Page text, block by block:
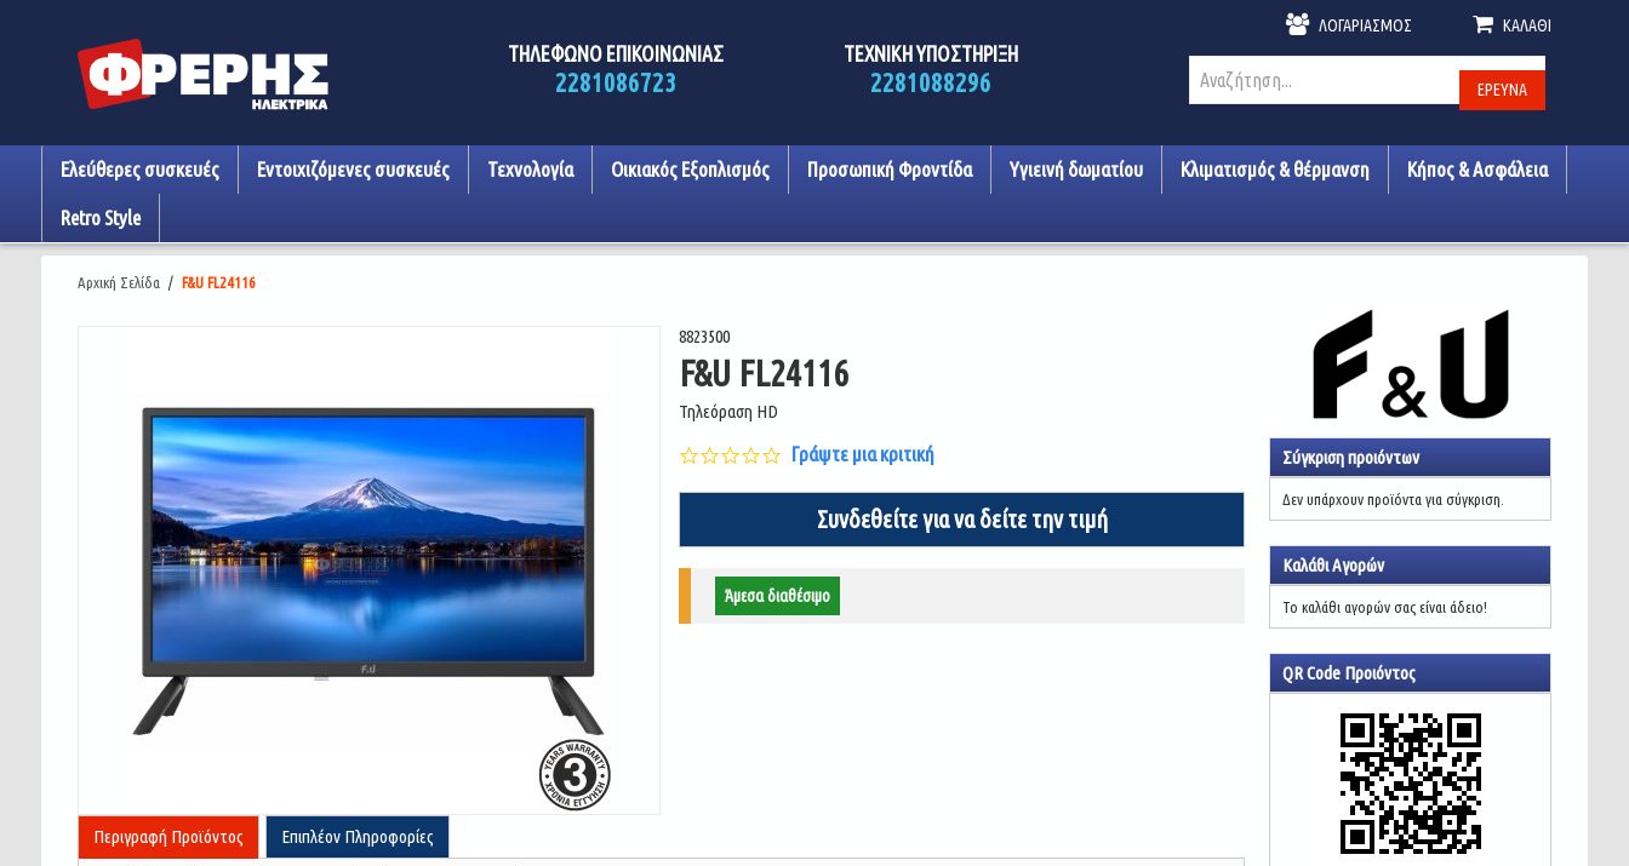
ΤΗΛΕΦΩΝΟ ΕΠΙΚΟΙΝΩΝΙΑΣ
2281086723
ΤΕΧΝΙΚΗ ΥΠΟΣΤΗΡΙΞΗ
2281088296
ΛΟΓΑΡΙΑΣΜΌΣ ΚΑΛΆΘΙ
ΈΡΕΥΝΑ
Ελεύθερες συσκευές Εντοιχιζόμενες συσκευές Τεχνολογία Οικιακός Εξοπλισμός Προσωπική Φροντίδα Υγιεινή δωματίου Κλιματισμός & θέρμανση Κήπος & Ασφάλεια
Retro Style
Αρχική Σελίδα / F&U FL24116
8823500
F&U FL24116
Τηλεόραση HD
0.0
star
rating
Γράψτε μια κριτική
Συνδεθείτε για να δείτε την τιμή
Άμεσα διαθέσιμο
Περιγραφή Προϊόντος Επιπλέον Πληροφορίες
Σύγκριση προιόντων
Δεν υπάρχουν προϊόντα για σύγκριση.
Καλάθι Αγορών
Το καλάθι αγορών σας είναι άδειο!
QR Code Προιόντος